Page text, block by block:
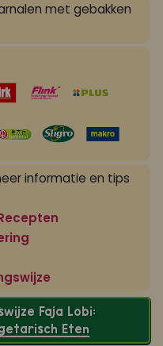
met gebakken
informatie en tips
Faja Lobi:
Eten